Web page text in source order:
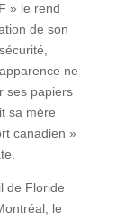
» le rend
de son
ne
ses papiers
sa mère
canadien »
de Floride
le